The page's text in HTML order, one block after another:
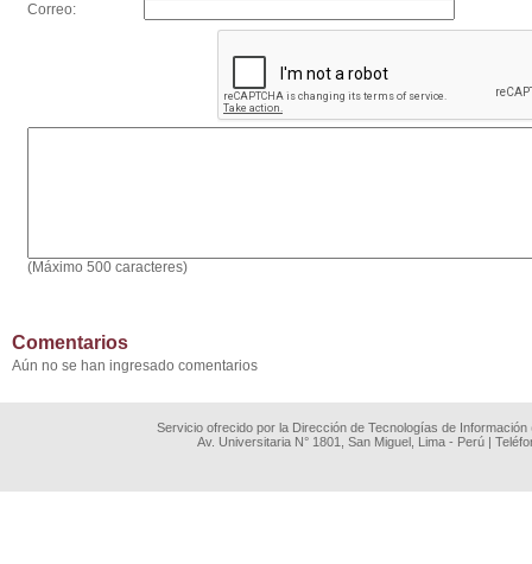
Correo:
(Máximo 500 caracteres)
Comentarios
Aún no se han ingresado comentarios
Servicio ofrecido por la Dirección de Tecnologías de
Av. Universitaria N° 1801, San Miguel, Lima - Perú |